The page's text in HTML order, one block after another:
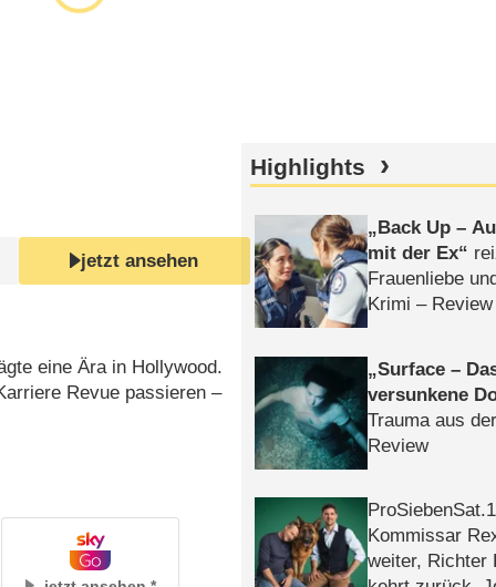
jetzt ansehen
eine Ära in Hollywood.
Revue passieren –
Highlights
Back Up –
mit der Ex
Frauenliebe
Krimi – Review
Surface –
versunkene
Trauma aus
Review
Kommissar
weiter, Richter